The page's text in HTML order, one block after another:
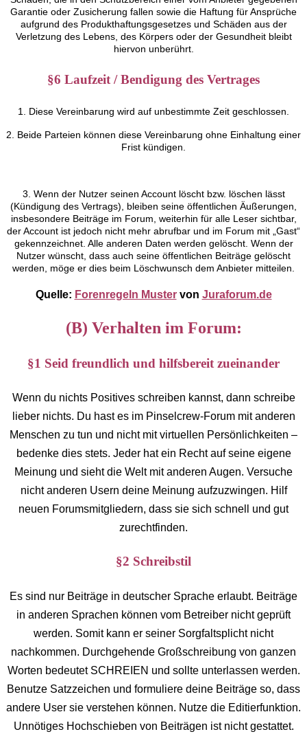
Garantie oder Zusicherung fallen sowie die Haftung für Ansprüche
aufgrund des Produkthaftungsgesetzes und Schäden aus der
Verletzung des Lebens, des Körpers oder der Gesundheit bleibt
hiervon unberührt.
§6 Laufzeit / Bendigung des Vertrages
1. Diese Vereinbarung wird auf unbestimmte Zeit geschlossen.
2. Beide Parteien können diese Vereinbarung ohne Einhaltung einer
Frist kündigen.
3. Wenn der Nutzer seinen Account löscht bzw. löschen lässt
(Kündigung des Vertrags), bleiben seine öffentlichen Äußerungen,
insbesondere Beiträge im Forum, weiterhin für alle Leser sichtbar,
der Account ist jedoch nicht mehr abrufbar und im Forum mit „Gast“
gekennzeichnet. Alle anderen Daten werden gelöscht. Wenn der
Nutzer wünscht, dass auch seine öffentlichen Beiträge gelöscht
werden, möge er dies beim Löschwunsch dem Anbieter mitteilen.
Quelle: Forenregeln Mustervon Juraforum.de
(B) Verhalten im Forum:
§1 Seid freundlich und hilfsbereit zueinander
Wenn du nichts Positives schreiben kannst, dann schreibe
lieber nichts. Du hast es im Pinselcrew-Forum mit anderen
Menschen zu tun und nicht mit virtuellen Persönlichkeiten –
bedenke dies stets. Jeder hat ein Recht auf seine eigene
Meinung und sieht die Welt mit anderen Augen. Versuche
nicht anderen Usern deine Meinung aufzuzwingen. Hilf
neuen Forumsmitgliedern, dass sie sich schnell und gut
zurechtfinden.
§2 Schreibstil
Es sind nur Beiträge in deutscher Sprache erlaubt. Beiträge
in anderen Sprachen können vom Betreiber nicht geprüft
werden. Somit kann er seiner Sorgfaltsplicht nicht
nachkommen. Durchgehende Großschreibung von ganzen
Worten bedeutet SCHREIEN und sollte unterlassen werden.
Benutze Satzzeichen und formuliere deine Beiträge so, dass
andere User sie verstehen können. Nutze die Editierfunktion.
Unnötiges Hochschieben von Beiträgen ist nicht gestattet.